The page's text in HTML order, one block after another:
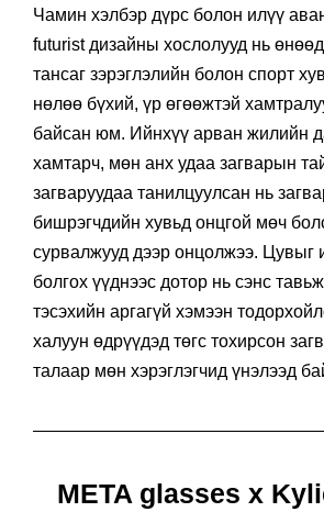
Чамин хэлбэр дүрс болон илүү
futurist дизайны хослолууд нь
тансаг зэрэглэлийн болон спорт
нөлөө бүхий, үр өгөөжтэй
байсан юм. Ийнхүү арван жилийн
хамтарч, мөн анх удаа загварын
загваруудаа танилцуулсан нь
бишрэгчдийн хувьд онцгой мөч
сурвалжууд дээр онцолжээ. Цувыг
болгох үүднээс дотор нь сэнс
тэсэхийн аргагүй хэмээн
халуун өдрүүдэд төгс тохирсон
талаар мөн хэрэглэгчид үнэлээд
META glasses x